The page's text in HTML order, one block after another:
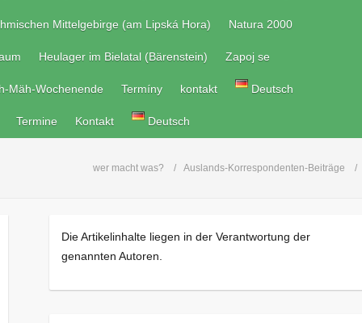
Mittelgebirge (am Lipská Hora) Natura 2000
Heulager im Bielatal (Bärenstein) Zapoj se
Mäh-Wochenende Termíny kontakt Deutsch
Termine Kontakt Deutsch
wer macht was? Auslands-Korrespondenten-Beiträge
Die Artikelinhalte liegen in der Verantwortung der
genannten Autoren.